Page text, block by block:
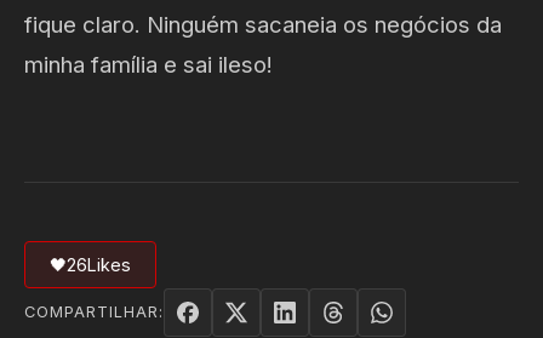
fique claro. Ninguém sacaneia os negócios da
minha família e sai ileso!
🖤26Likes
COMPARTILHAR: